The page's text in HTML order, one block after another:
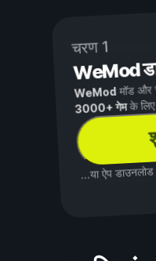
चरण 1
WeMod
WeMod मॉड और
3000+ गेमके लिए
...या ऐप